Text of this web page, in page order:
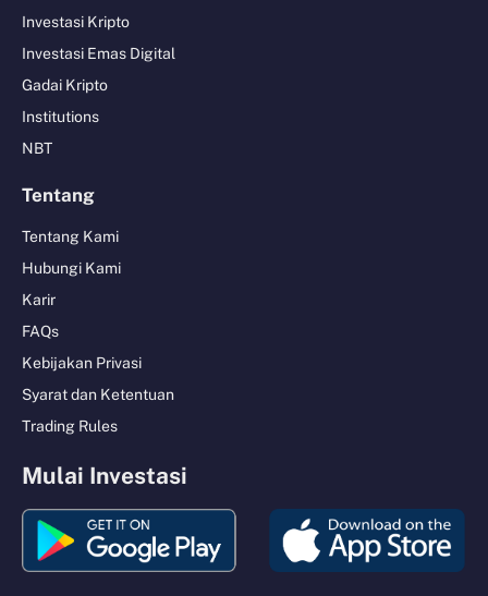
Investasi Kripto
Investasi Emas Digital
Gadai Kripto
Institutions
NBT
Tentang
Tentang Kami
Hubungi Kami
Karir
FAQs
Kebijakan Privasi
Syarat dan Ketentuan
Trading Rules
Mulai Investasi